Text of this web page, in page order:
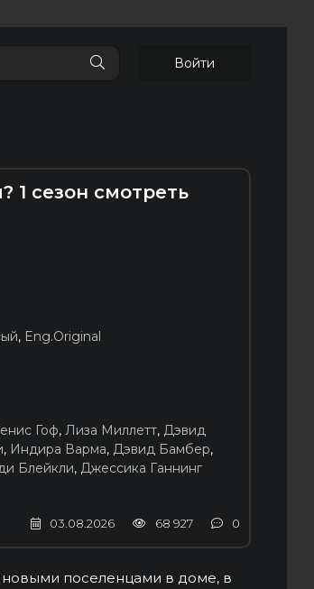
Войти
1 сезон смотреть
, Eng.Original
Гоф, Лиза Миллетт, Дэвид
, Индира Варма, Дэвид Бамбер,
Блейкли, Джессика Ганнинг
03.08.2026 68 927 0
поселенцами в доме, в